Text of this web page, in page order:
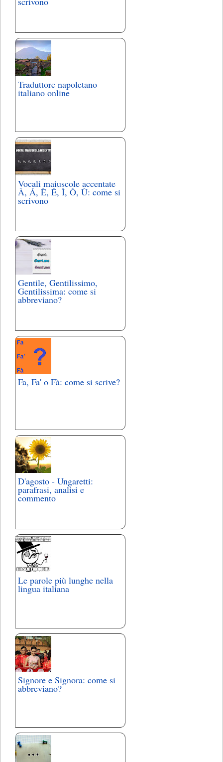
Traduttore napoletano
italiano online
Vocali maiuscole accentate
À, Á, È, É, Ì, Ò, Ù: come si
scrivono
Gentile, Gentilissimo,
Gentilissima: come si
abbreviano?
Fa, Fa' o Fà: come si scrive?
D'agosto - Ungaretti:
parafrasi, analisi e
commento
Le parole più lunghe nella
lingua italiana
Signore e Signora: come si
abbreviano?